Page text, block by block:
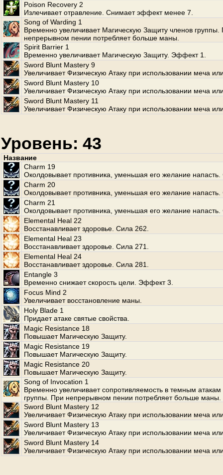
Poison Recovery 2
Излечивает отравление. Снимает эффект менее 7.
Song of Warding 1
Временно увеличивает Магическую Защиту членов группы.
непрерывном пении потребляет больше маны.
Spirit Barrier 1
Временно увеличивает Магическую Защиту. Эффект 1.
Sword Blunt Mastery 9
Увеличивает Физическую Атаку при использовании меча
Sword Blunt Mastery 10
Увеличивает Физическую Атаку при использовании меча
Sword Blunt Mastery 11
Увеличивает Физическую Атаку при использовании меча
Уровень: 43
Название
Charm 19
Околдовывает противника, уменьшая его желание
Charm 20
Околдовывает противника, уменьшая его желание
Charm 21
Околдовывает противника, уменьшая его желание
Elemental Heal 22
Восстанавливает здоровье. Сила 262.
Elemental Heal 23
Восстанавливает здоровье. Сила 271.
Elemental Heal 24
Восстанавливает здоровье. Сила 281.
Entangle 3
Временно снижает скорость цели. Эффект 3.
Focus Mind 2
Увеличивает восстановление маны.
Holy Blade 1
Придает атаке святые свойства.
Magic Resistance 18
Повышает Магическую Защиту.
Magic Resistance 19
Повышает Магическую Защиту.
Magic Resistance 20
Повышает Магическую Защиту.
Song of Invocation 1
Временно увеличивает сопротивляемость в темным атакам
группы. При непрерывном пении потребляет больше маны.
Sword Blunt Mastery 12
Увеличивает Физическую Атаку при использовании меча
Sword Blunt Mastery 13
Увеличивает Физическую Атаку при использовании меча
Sword Blunt Mastery 14
Увеличивает Физическую Атаку при использовании меча